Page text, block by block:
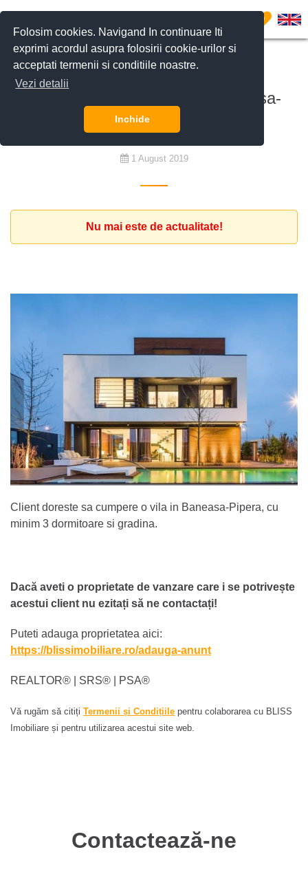
Folosim cookies. Navigand In continuare Iti
exprimi acordul asupra folosirii cookie-urilor si
acceptati termenii si conditiile noastre.
Vezi detalii
Inchide
0
De cumpărat
Client cauta vila de lux in Baneasa-
Pipera
1 August 2019
Nu mai este de actualitate!
Client doreste sa cumpere o vila in Baneasa-Pipera, cu
minim 3 dormitoare si gradina.
Dacă aveti o proprietate de vanzare care i se potrivește
acestui client nu ezitați să ne contactați!
Puteti adauga proprietatea aici:
https://blissimobiliare.ro/adauga-anunt
REALTOR®️ | SRS®️ | PSA®️
Vă rugăm să citiți Termenii și Condițiile pentru colaborarea cu BLISS
Imobiliare și pentru utilizarea acestui site web.
Contactează-ne